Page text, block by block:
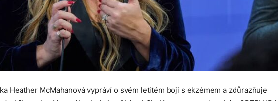
Heather McMahanová vypráví o svém letitém boji s ekzémem a zdůrazňuje